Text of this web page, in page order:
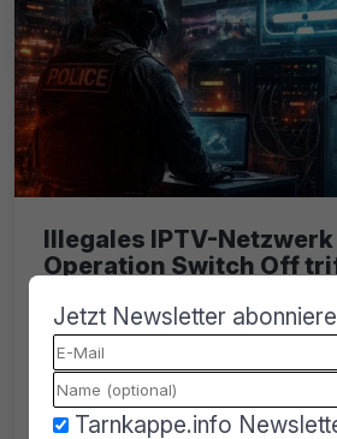
Illegales IPTV-
Operation Switch Off
Operation Switch Off
illegales IPTV-Netzwerk.
betroffen, Plattformen wie
Jetzt Newsletter
Tarnkappe.info